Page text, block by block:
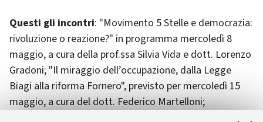
Questi gli incontri: "Movimento 5 Stelle e democrazia:
rivoluzione o reazione?" in programma mercoledì 8
maggio, a cura della prof.ssa Silvia Vida e dott. Lorenzo
Gradoni; "Il miraggio dell’occupazione, dalla Legge
Biagi alla riforma Fornero", previsto per mercoledì 15
maggio, a cura del dott. Federico Martelloni;